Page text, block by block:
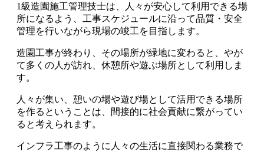
1級造園施工管理技士は、人々が安心して利用できる場
所になるよう、工事スケジュールに沿って品質・安全
管理を行いながら現場の竣工を目指します。
造園工事が終わり、その場所が緑地に変わると、やが
て多くの人が訪れ、休憩所や遊ぶ場所として利用 しま
す。
人々が集い、憩いの場や遊び場として活用できる場所
を作るということは、間接的に社会貢献に繋がってい
る と考えられます。
インフラ工事のように人々の生活に直接関わる業務で